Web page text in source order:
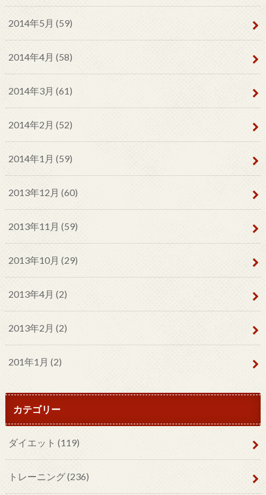
2014年5月 (59)
2014年4月 (58)
2014年3月 (61)
2014年2月 (52)
2014年1月 (59)
2013年12月 (60)
2013年11月 (59)
2013年10月 (29)
2013年4月 (2)
2013年2月 (2)
201年1月 (2)
カテゴリー
ダイエット (119)
トレーニング(236)